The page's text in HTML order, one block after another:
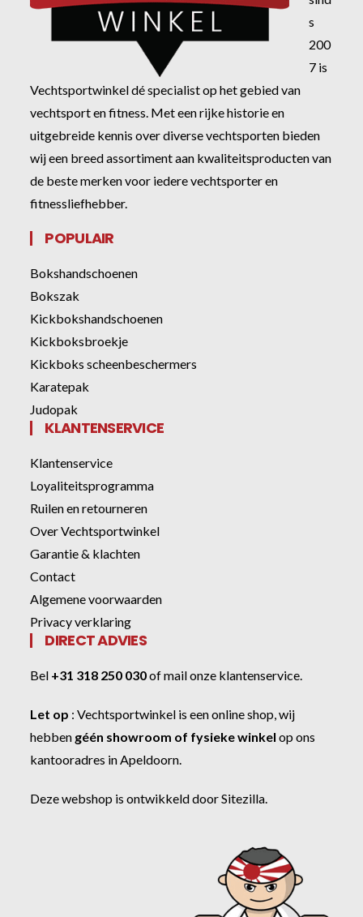
s
200
7 is
Vechtsportwinkel dé specialist op het gebied van
vechtsport en fitness. Met een rijke historie en
uitgebreide kennis over diverse vechtsporten bieden
wij een breed assortiment aan kwaliteitsproducten van
de beste merken voor iedere vechtsporter en
fitnessliefhebber.
POPULAIR
Bokshandschoenen
Bokszak
Kickbokshandschoenen
Kickboksbroekje
Kickboks scheenbeschermers
Karatepak
Judopak
KLANTENSERVICE
Klantenservice
Loyaliteitsprogramma
Ruilen en retourneren
Over Vechtsportwinkel
Garantie & klachten
Contact
Algemene voorwaarden
Privacy verklaring
DIRECT ADVIES
Bel +31 318 250 030ofmail onze klantenservice.
Let op :Vechtsportwinkel is een online shop, wij
hebben géén showroom of fysieke winkel op ons
kantooradres in Apeldoorn.
Deze webshop is ontwikkeld doorSitezilla.